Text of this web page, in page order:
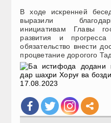
В ходе искренней
выразили
инициативам Главы
развития и
обязательство внести
процветание дорогого